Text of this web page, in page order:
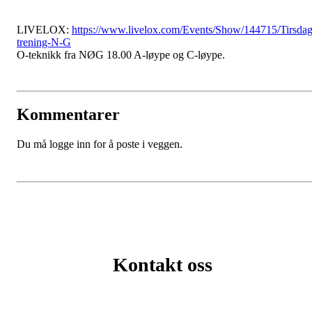
LIVELOX: https://www.livelox.com/Events/Show/144715/
trening-N-G
O-teknikk fra NØG 18.00 A-løype og C-løype.
Kommentarer
Du må logge inn for å poste i veggen.
Kontakt oss